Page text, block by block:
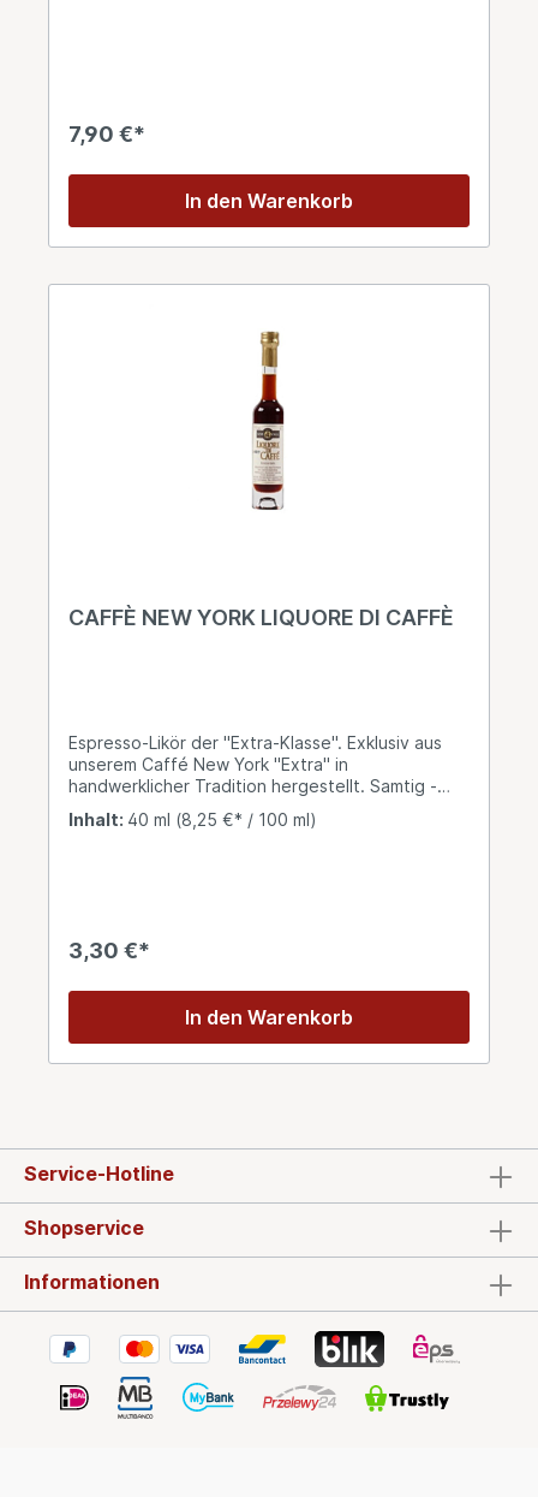
7,90 €*
In den Warenkorb
CAFFÈ NEW YORK LIQUORE DI CAFFÈ
Espresso-Likör der "Extra-Klasse". Exklusiv aus
unserem Caffé New York "Extra" in
handwerklicher Tradition hergestellt. Samtig -
von künstlichen Aromen. Liquore Di "Caffé New
Inhalt: 40 ml (8,25 €* / 100 ml)
3,30 €*
In den Warenkorb
Service-Hotline
Shopservice
Informationen